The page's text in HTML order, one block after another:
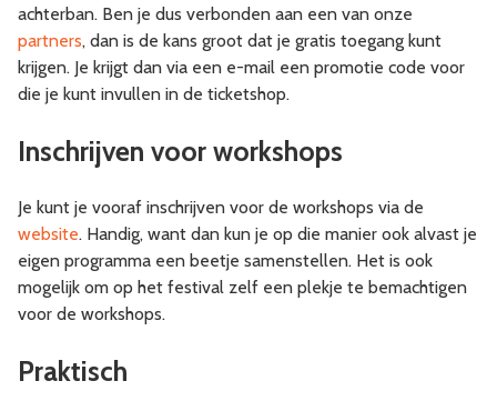
achterban. Ben je dus verbonden aan een van onze
partners, dan is de kans groot dat je gratis toegang kunt
krijgen. Je krijgt dan via een e-mail een promotie code voor
die je kunt invullen in de ticketshop.
Inschrijven voor workshops
Je kunt je vooraf inschrijven voor de workshops via de
website. Handig, want dan kun je op die manier ook alvast je
eigen programma een beetje samenstellen. Het is ook
mogelijk om op het festival zelf een plekje te bemachtigen
voor de workshops.
Praktisch